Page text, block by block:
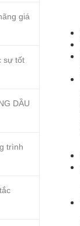
giá
sự tốt
DẦU
trình